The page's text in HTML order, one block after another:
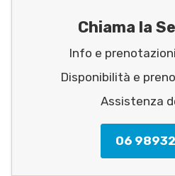
Chiama la
Info e
Disponibilità e
Assistenza
06